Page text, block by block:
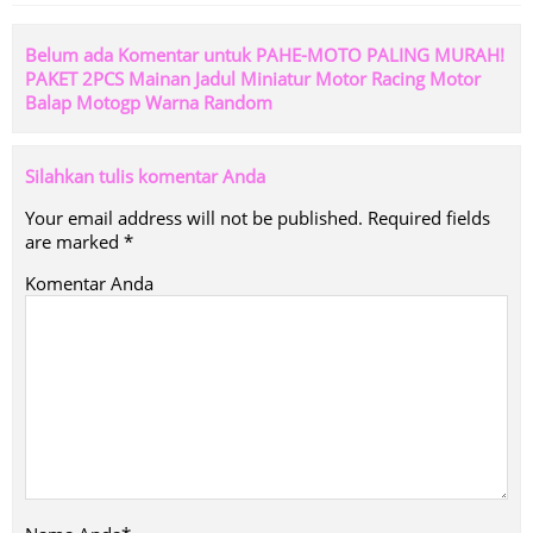
Belum ada Komentar untuk PAHE-MOTO PALING MURAH!
PAKET 2PCS Mainan Jadul Miniatur Motor Racing Motor
Balap Motogp Warna Random
Silahkan tulis komentar Anda
Your email address will not be published. Required fields
are marked *
Komentar Anda